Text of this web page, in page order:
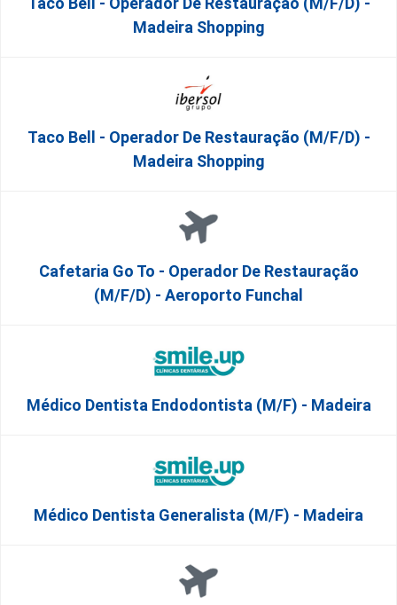
Madeira Shopping
Taco Bell - Operador De Restauração (m/f/d) -
Madeira Shopping
Cafetaria Go To - Operador De Restauração
(m/f/d) - Aeroporto Funchal
Médico Dentista Endodontista (M/F) - Madeira
Médico Dentista Generalista (M/F) - Madeira